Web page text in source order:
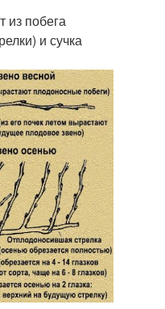
из побега
и сучка